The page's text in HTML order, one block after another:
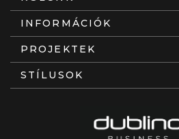
INFORMÁCIÓK
PROJEKTEK
STÍLUSOK